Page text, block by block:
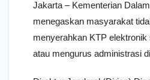
Jakarta – Kementerian
menegaskan masyarakat
menyerahkan KTP
atau mengurus administrasi